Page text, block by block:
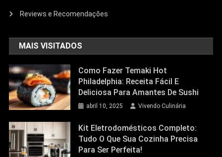
Reviews e Recomendações
MAIS VISITADOS
Como Fazer Temaki Hot
Philadelphia: Receita Fácil E
Deliciosa Para Amantes De Sushi
abril 10, 2025 Vivendo Culinária
Kit Eletrodomésticos Completo:
Tudo O Que Sua Cozinha Precisa
Para Ser Perfeita!